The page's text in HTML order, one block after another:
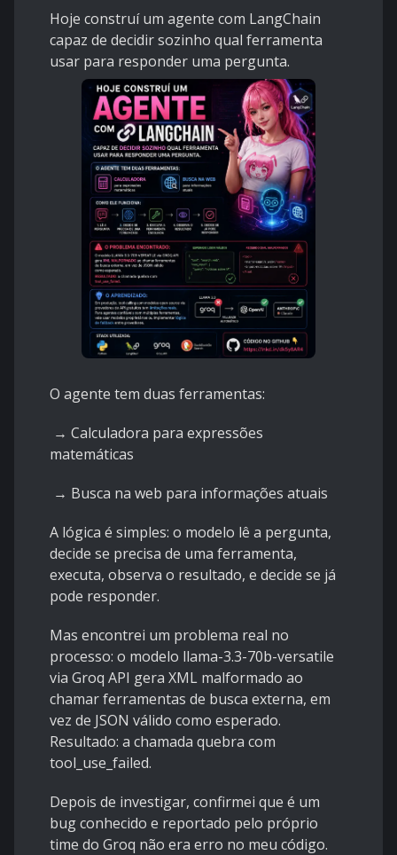
Hoje construí um agente com LangChain
capaz de decidir sozinho qual ferramenta
usar para responder uma pergunta.
O agente tem duas ferramentas:
→ Calculadora para expressões
matemáticas
→ Busca na web para informações atuais
A lógica é simples: o modelo lê a pergunta,
decide se precisa de uma ferramenta,
executa, observa o resultado, e decide se já
pode responder.
Mas encontrei um problema real no
processo: o modelo llama-3.3-70b-versatile
via Groq API gera XML malformado ao
chamar ferramentas de busca externa, em
vez de JSON válido como esperado.
Resultado: a chamada quebra com
tool_use_failed.
Depois de investigar, confirmei que é um
bug conhecido e reportado pelo próprio
time do Groq não era erro no meu código.